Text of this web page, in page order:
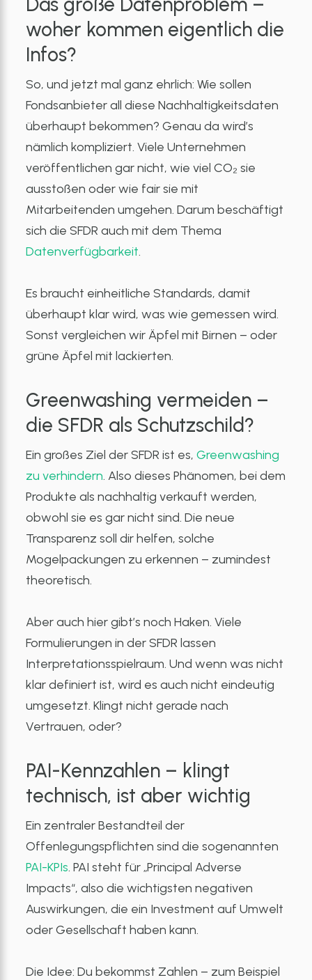
woher kommen eigentlich die
Infos?
So, und jetzt mal ganz ehrlich: Wie sollen
Fondsanbieter all diese Nachhaltigkeitsdaten
überhaupt bekommen? Genau da wird’s
nämlich kompliziert. Viele Unternehmen
veröffentlichen gar nicht, wie viel CO₂ sie
ausstoßen oder wie fair sie mit
Mitarbeitenden umgehen. Darum beschäftigt
sich die SFDR auch mit dem Thema
Datenverfügbarkeit.
Es braucht einheitliche Standards, damit
überhaupt klar wird, was wie gemessen wird.
Sonst vergleichen wir Äpfel mit Birnen – oder
grüne Äpfel mit lackierten.
Greenwashing vermeiden –
die SFDR als Schutzschild?
Ein großes Ziel der SFDR ist es,Greenwashing
zu verhindern. Also dieses Phänomen, bei dem
Produkte als nachhaltig verkauft werden,
obwohl sie es gar nicht sind. Die neue
Transparenz soll dir helfen, solche
Mogelpackungen zu erkennen – zumindest
theoretisch.
Aber auch hier gibt’s noch Haken. Viele
Formulierungen in der SFDR lassen
Interpretationsspielraum. Und wenn was nicht
klar definiert ist, wird es auch nicht eindeutig
umgesetzt. Klingt nicht gerade nach
Vertrauen, oder?
PAI-Kennzahlen – klingt
technisch, ist aber wichtig
Ein zentraler Bestandteil der
Offenlegungspflichten sind die sogenannten
PAI-KPIs. PAI steht für „Principal Adverse
Impacts“, also die wichtigsten negativen
Auswirkungen, die ein Investment auf Umwelt
oder Gesellschaft haben kann.
Die Idee: Du bekommst Zahlen – zum Beispiel